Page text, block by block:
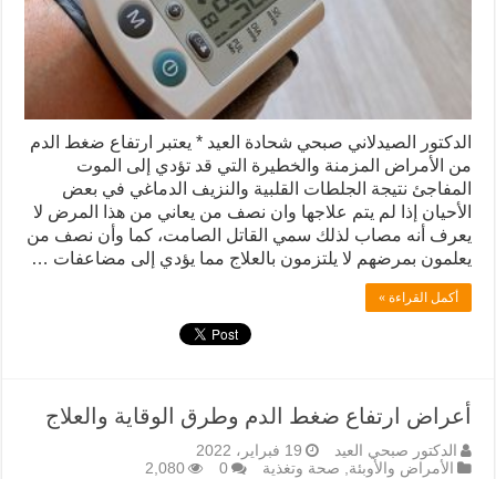
الدكتور الصيدلاني صبحي شحادة العيد * يعتبر ارتفاع ضغط الدم
من الأمراض المزمنة والخطيرة التي قد تؤدي إلى الموت
المفاجئ نتيجة الجلطات القلبية والنزيف الدماغي في بعض
الأحيان إذا لم يتم علاجها وان نصف من يعاني من هذا المرض لا
يعرف أنه مصاب لذلك سمي القاتل الصامت، كما وأن نصف من
يعلمون بمرضهم لا يلتزمون بالعلاج مما يؤدي إلى مضاعفات …
أكمل القراءة »
أعراض ارتفاع ضغط الدم وطرق الوقاية والعلاج
الدكتور صبحي العيد
19 فبراير، 2022
الأمراض والأوبئة
صحة وتغذية 0
2,080